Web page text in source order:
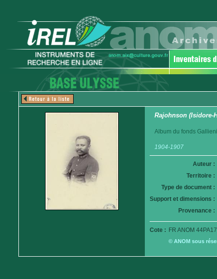
Rajohnson (Isidore-
Album du fonds
1904-1907
Auteur :
Territoire :
Type de document :
Support et dimensions :
Provenance :
Cote : FR ANOM
© ANOM sous